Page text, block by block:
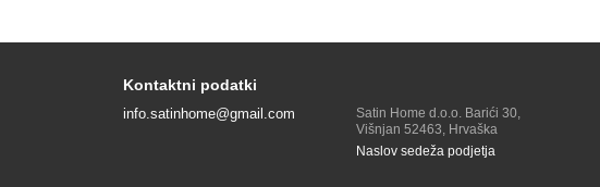
Kontaktni podatki
info.satinhome@gmail.com
Satin Home d.o.o. Barići 30,
Višnjan 52463, Hrvaška
Naslov sedeža podjetja